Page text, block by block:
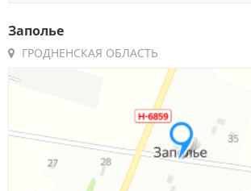
Заполье
ГРОДНЕНСКАЯ ОБЛАСТЬ